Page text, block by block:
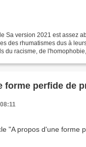
Sa version 2021 est assez
des rhumatismes dus à
du racisme, de
forme perfide de